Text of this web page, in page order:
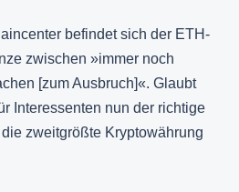
befindet sich der ETH-
zwischen »immer noch
[zum Ausbruch]«. Glaubt
Interessenten nun der richtige
zweitgrößte Kryptowährung